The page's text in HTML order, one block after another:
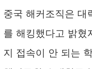
중국 해커조직은 대
를 해킹했다고 밝혔
지 접속이 안 되는